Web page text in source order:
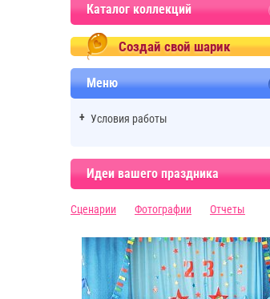
Каталог коллекций
Создай свой шарик
Меню
Условия работы
Идеи вашего праздника
Сценарии Фотографии Отчеты